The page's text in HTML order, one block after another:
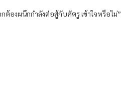
ต้องผนึกกำลังต่อสู้กับศัตรู เข้าใจหรือไม่”